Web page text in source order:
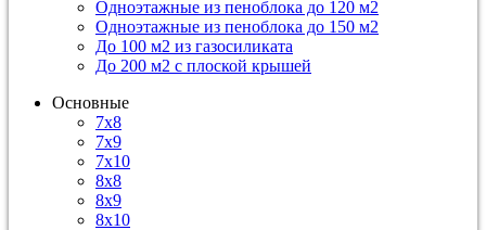
Одноэтажные из пеноблока до 120 м2
Одноэтажные из пеноблока до 150 м2
До 100 м2 из газосиликата
До 200 м2 с плоской крышей
Основные
7х8
7х9
7х10
8х8
8х9
8х10